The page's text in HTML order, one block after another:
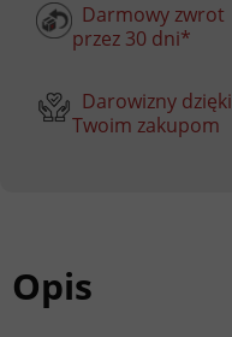
Darmowy zwrot
przez 30 dni*
Darowizny dzięki
Twoim zakupom
Opis